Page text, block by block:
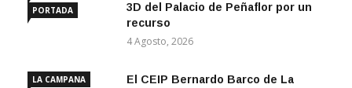
PORTADA
3D del Palacio de Peñaflor por un
recurso
4 Agosto, 2026
LA CAMPANA
El CEIP Bernardo Barco de La